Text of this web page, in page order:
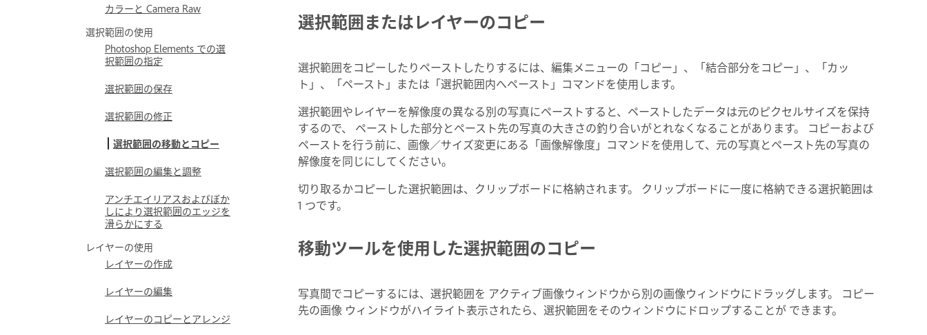
カラーと Camera Raw
選択範囲の使用
Photoshop Elements での選
択範囲の指定
選択範囲の保存
選択範囲の修正
選択範囲の移動とコピー
選択範囲の編集と調整
アンチエイリアスおよびぼか
しにより選択範囲のエッジを
滑らかにする
レイヤーの使用
レイヤーの作成
レイヤーの編集
レイヤーのコピーとアレンジ
選択範囲またはレイヤーのコピー
選択範囲をコピーしたりペーストしたりするには、編集メニューの「コピー」、「結合部分をコピー」、「カッ
ト」、「ペースト」または「選択範囲内へペースト」コマンドを使用します。
選択範囲やレイヤーを解像度の異なる別の写真にペーストすると、ペーストしたデータは元のピクセルサイズを保持
するので、 ペーストした部分とペースト先の写真の大きさの釣り合いがとれなくなることがあります。 コピーおよび
ペーストを行う前に、画像／サイズ変更にある「画像解像度」コマンドを使用して、元の写真とペースト先の写真の
解像度を同じにしてください。
切り取るかコピーした選択範囲は、クリップボードに格納されます。 クリップボードに一度に格納できる選択範囲は
1 つです。
移動ツールを使用した選択範囲のコピー
写真間でコピーするには、選択範囲を アクティブ画像ウィンドウから別の画像ウィンドウにドラッグします。 コピー
先の画像 ウィンドウがハイライト表示されたら、選択範囲をそのウィンドウにドロップすることが できます。